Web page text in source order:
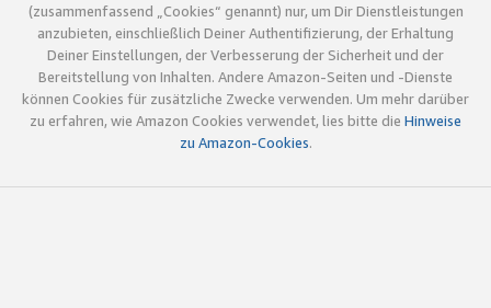
(zusammenfassend „Cookies“ genannt) nur, um Dir Dienstleistungen
anzubieten, einschließlich Deiner Authentifizierung, der Erhaltung
Deiner Einstellungen, der Verbesserung der Sicherheit und der
Bereitstellung von Inhalten. Andere Amazon-Seiten und -Dienste
können Cookies für zusätzliche Zwecke verwenden. Um mehr darüber
zu erfahren, wie Amazon Cookies verwendet, lies bitte die Hinweise
zu Amazon-Cookies.